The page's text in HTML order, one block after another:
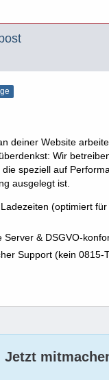
deiner Website
Wir
speziell auf
ausgelegt ist.
(optimiert
& DSGVO-
Support (kein 0815-
Jetzt